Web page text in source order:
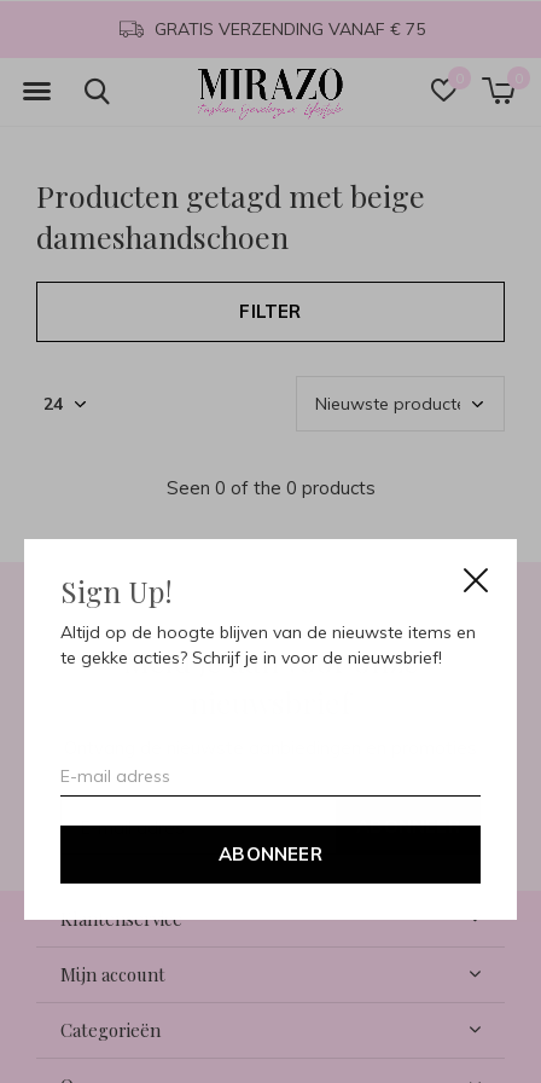
Sign Up!
Altijd op de hoogte blijven van de nieuwste items en
te gekke acties? Schrijf je in voor de nieuwsbrief!
ABONNEER
0 0
GRATIS VERZENDING VANAF € 75
Producten getagd met beige
dameshandschoen
FILTER
Seen 0 of the 0 products
Meld je aan voor onze
ABONNEER
Klantenservice
Mijn account
Categorieën